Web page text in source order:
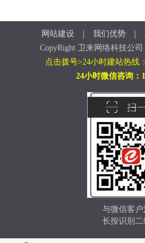
网站建设 我们优势
CopyRight 卫来网络科技公司
点击拨号>24小时建站热线
24小时微信咨询：
与微信客户
长按识别二